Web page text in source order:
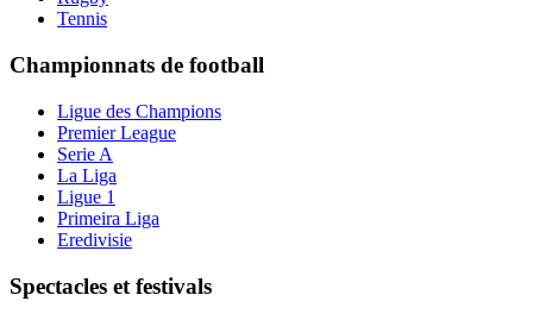
Tennis
Championnats de football
Ligue des Champions
Premier League
Serie A
La Liga
Ligue 1
Primeira Liga
Eredivisie
Spectacles et festivals